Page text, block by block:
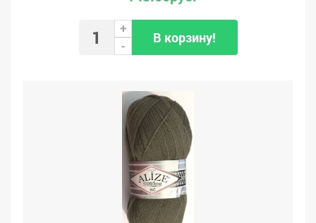
+
-
В корзину!